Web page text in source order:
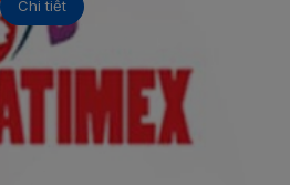
Chi tiết